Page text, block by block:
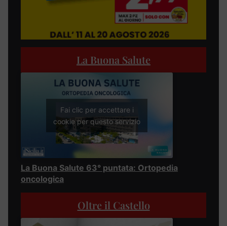
La Buona Salute
Fai clic per accettare i
cookie per questo servizio
La Buona Salute 63° puntata: Ortopedia
oncologica
Oltre il Castello